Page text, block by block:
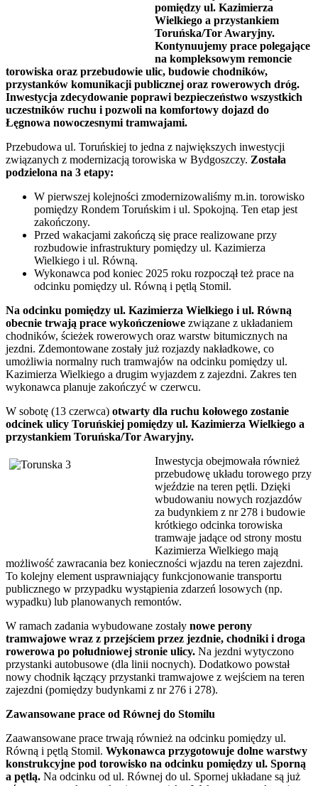
pomiędzy ul. Kazimierza
Wielkiego a przystankiem
Toruńska/Tor Awaryjny.
Kontynuujemy prace polegające
na kompleksowym remoncie
torowiska oraz przebudowie ulic, budowie chodników,
przystanków komunikacji publicznej oraz rowerowych dróg.
Inwestycja zdecydowanie poprawi bezpieczeństwo wszystkich
uczestników ruchu i pozwoli na komfortowy dojazd do
Łęgnowa nowoczesnymi tramwajami.
Przebudowa ul. Toruńskiej to jedna z największych inwestycji
związanych z modernizacją torowiska w Bydgoszczy. Została
podzielona na 3 etapy:
W pierwszej kolejności zmodernizowaliśmy m.in. torowisko
pomiędzy Rondem Toruńskim i ul. Spokojną. Ten etap jest
zakończony.
Przed wakacjami zakończą się prace realizowane przy
rozbudowie infrastruktury pomiędzy ul. Kazimierza
Wielkiego i ul. Równą.
Wykonawca pod koniec 2025 roku rozpoczął też prace na
odcinku pomiędzy ul. Równą i pętlą Stomil.
Na odcinku pomiędzy ul. Kazimierza Wielkiego i ul. Równą
obecnie trwają prace wykończeniowe związane z układaniem
chodników, ścieżek rowerowych oraz warstw bitumicznych na
jezdni. Zdemontowane zostały już rozjazdy nakładkowe, co
umożliwia normalny ruch tramwajów na odcinku pomiędzy ul.
Kazimierza Wielkiego a drugim wyjazdem z zajezdni. Zakres ten
wykonawca planuje zakończyć w czerwcu.
W sobotę (13 czerwca) otwarty dla ruchu kołowego zostanie
odcinek ulicy Toruńskiej pomiędzy ul. Kazimierza Wielkiego a
przystankiem Toruńska/Tor Awaryjny.
Inwestycja obejmowała również
przebudowę układu torowego przy
wjeździe na teren pętli. Dzięki
wbudowaniu nowych rozjazdów
za budynkiem z nr 278 i budowie
krótkiego odcinka torowiska
tramwaje jadące od strony mostu
Kazimierza Wielkiego mają
możliwość zawracania bez konieczności wjazdu na teren zajezdni.
To kolejny element usprawniający funkcjonowanie transportu
publicznego w przypadku wystąpienia zdarzeń losowych (np.
wypadku) lub planowanych remontów.
W ramach zadania wybudowane zostały nowe perony
tramwajowe wraz z przejściem przez jezdnie, chodniki i droga
rowerowa po południowej stronie ulicy. Na jezdni wytyczono
przystanki autobusowe (dla linii nocnych). Dodatkowo powstał
nowy chodnik łączący przystanki tramwajowe z wejściem na teren
zajezdni (pomiędzy budynkami z nr 276 i 278).
Zawansowane prace od Równej do Stomilu
Zaawansowane prace trwają również na odcinku pomiędzy ul.
Równą i pętlą Stomil. Wykonawca przygotowuje dolne warstwy
konstrukcyjne pod torowisko na odcinku pomiędzy ul. Sporną
a pętlą. Na odcinku od ul. Równej do ul. Spornej układane są już